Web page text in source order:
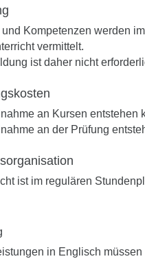
Kompetenzen werden
vermittelt.
ist daher nicht
an Kursen entstehen
an der Prüfung
ist im regulären
in Englisch